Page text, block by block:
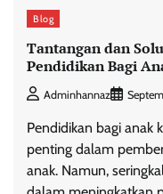
Blog
Tantangan dan
Pendidikan Bagi
Adminhannaz
Pendidikan bagi anak
penting dalam
anak. Namun,